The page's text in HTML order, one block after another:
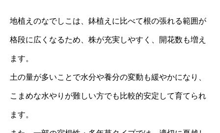
地植えのなでしこは、鉢植えに比べて根の張れる範囲が
格段に広くなるため、株が充実しやすく、開花数も増え
ます。
土の量が多いことで水分や養分の変動も緩やかになり、
こまめな水やりが難しい方でも比較的安定して育てられ
ます。